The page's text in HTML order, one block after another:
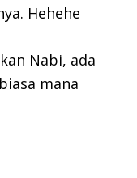
Hehehe
Nabi, ada
mana